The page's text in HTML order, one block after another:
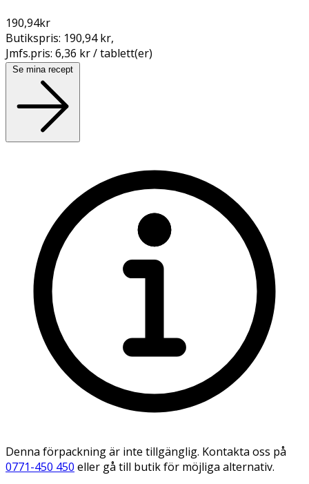
190,94kr
Butikspris: 190,94 kr,
Jmfs.pris: 6,36 kr / tablett(er)
Se mina recept
Denna förpackning är inte tillgänglig. Kontakta oss på
0771-450 450 eller gå till butik för möjliga alternativ.